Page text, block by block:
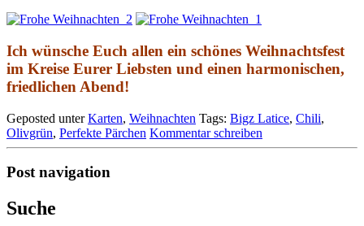
Ich wünsche Euch allen ein schönes Weihnachtsfest
im Kreise Eurer Liebsten und einen harmonischen,
friedlichen Abend!
Geposted unterKarten, Weihnachten Tags: Bigz Latice, Chili,
Olivgrün, Perfekte Pärchen Kommentar schreiben
Post navigation
Suche